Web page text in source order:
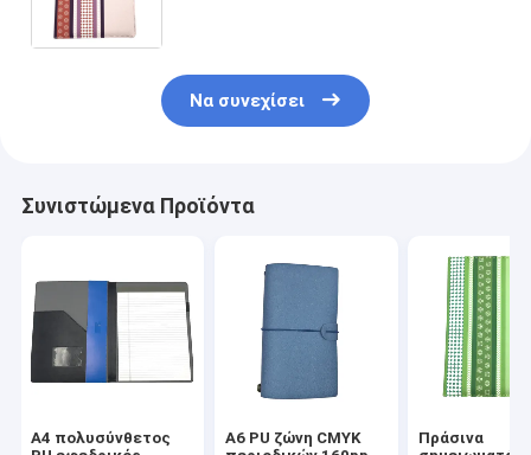
Να συνεχίσει
Συνιστώμενα Προϊόντα
A4 πολυσύνθετος
A6 PU ζώνη CMYK
Πράσινα